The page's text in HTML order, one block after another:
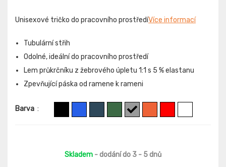
Unisexové tričko do pracovního prostředíVíce informací
Tubulární střih
Odolné, ideální do pracovního prostředí
Lem průkrčníku z žebrového úpletu 1:1 s 5 % elastanu
Zpevňující páska od ramene k rameni
Barva :
Skladem - dodání do 3 - 5 dnů